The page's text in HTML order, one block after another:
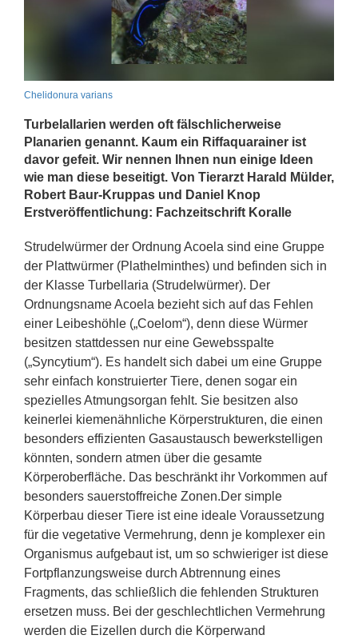
Chelidonura varians
Turbelallarien werden oft fälschlicherweise
Planarien genannt. Kaum ein Riffaquarainer ist
davor gefeit. Wir nennen Ihnen nun einige Ideen
wie man diese beseitigt. Von Tierarzt Harald Mülder,
Robert Baur-Kruppas und Daniel Knop
Erstveröffentlichung: Fachzeitschrift Koralle
Strudelwürmer der Ordnung Acoela sind eine Gruppe
der Plattwürmer (Plathelminthes) und befinden sich in
der Klasse Turbellaria (Strudelwürmer). Der
Ordnungsname Acoela bezieht sich auf das Fehlen
einer Leibeshöhle („Coelom“), denn diese Würmer
besitzen stattdessen nur eine Gewebsspalte
(„Syncytium“). Es handelt sich dabei um eine Gruppe
sehr einfach konstruierter Tiere, denen sogar ein
spezielles Atmungsorgan fehlt. Sie besitzen also
keinerlei kiemenähnliche Körperstrukturen, die einen
besonders effizienten Gasaustausch bewerkstelligen
könnten, sondern atmen über die gesamte
Körperoberfläche. Das beschränkt ihr Vorkommen auf
besonders sauerstoffreiche Zonen.Der simple
Körperbau dieser Tiere ist eine ideale Voraussetzung
für die vegetative Vermehrung, denn je komplexer ein
Organismus aufgebaut ist, um so schwieriger ist diese
Fortpflanzungsweise durch Abtrennung eines
Fragments, das schließlich die fehlenden Strukturen
ersetzen muss. Bei der geschlechtlichen Vermehrung
werden die Eizellen durch die Körperwand